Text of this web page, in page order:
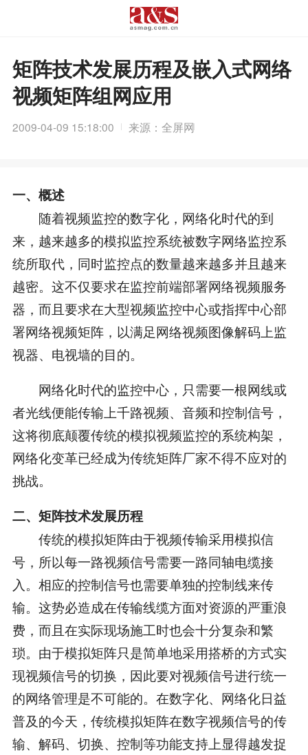
矩阵技术发展历程及嵌入式网络
视频矩阵组网应用
2009-04-09 15:18:00 来源：全屏网
一、概述
随着视频监控的数字化，网络化时代的到
来，越来越多的模拟监控系统被数字网络监控系
统所取代，同时监控点的数量越来越多并且越来
越密。这不仅要求在监控前端部署网络视频服务
器，而且要求在大型视频监控中心或指挥中心部
署网络视频矩阵，以满足网络视频图像解码上监
视器、电视墙的目的。
网络化时代的监控中心，只需要一根网线或
者光线便能传输上千路视频、音频和控制信号，
这将彻底颠覆传统的模拟视频监控的系统构架，
网络化变革已经成为传统矩阵厂家不得不应对的
挑战。
二、矩阵技术发展历程
传统的模拟矩阵由于视频传输采用模拟信
号，所以每一路视频信号需要一路同轴电缆接
入。相应的控制信号也需要单独的控制线来传
输。这势必造成在传输线缆方面对资源的严重浪
费，而且在实际现场施工时也会十分复杂和繁
琐。由于模拟矩阵只是简单地采用搭桥的方式实
现视频信号的切换，因此要对视频信号进行统一
的网络管理是不可能的。在数字化、网络化日益
普及的今天，传统模拟矩阵在数字视频信号的传
输、解码、切换、控制等功能支持上显得越发捉